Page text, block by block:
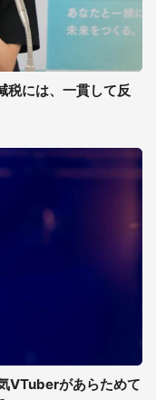
税には、一貫して反
VTuberがあらためて